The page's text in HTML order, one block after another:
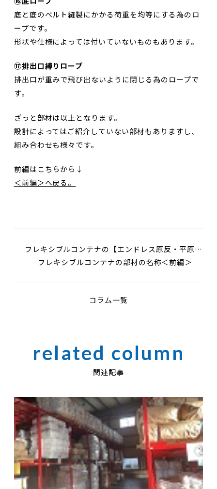
底と底のベルト縫製にかかる荷重を均等にする為のロ
ープです。
形状や仕様によっては付いていないものもあります。
⑰排出口縛りロープ
排出口が重みで飛び出ないように閉じる為のロープで
す。
ざっと部材は以上となります。
設計によってはご紹介していない部材もありますし、
組み合わせも様々です。
前編はこちらから↓
＜前編＞へ戻る。
フレキシブルコンテナの【エンドレス原反・平原
反】について
コラム一覧
フレキシブルコンテナの部材の名称＜前編＞
関連記事